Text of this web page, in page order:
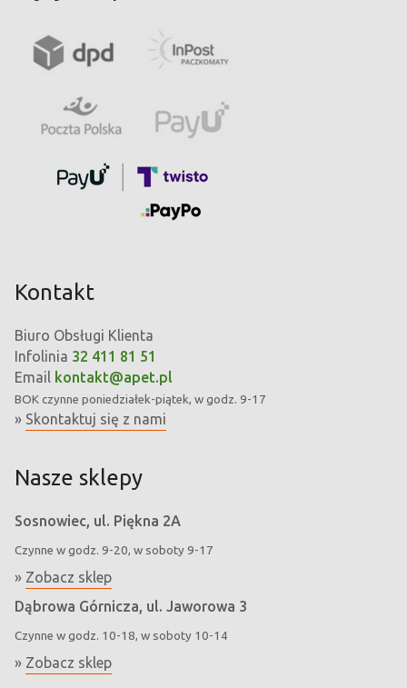
Kontakt
Biuro Obsługi Klienta
Infolinia 32 411 81 51
Email kontakt@apet.pl
BOK czynne poniedziałek-piątek, w godz. 9-17
» Skontaktuj się z nami
Nasze sklepy
Sosnowiec, ul. Piękna 2A
Czynne w godz. 9-20, w soboty 9-17
» Zobacz sklep
Dąbrowa Górnicza, ul. Jaworowa 3
Czynne w godz. 10-18, w soboty 10-14
» Zobacz sklep